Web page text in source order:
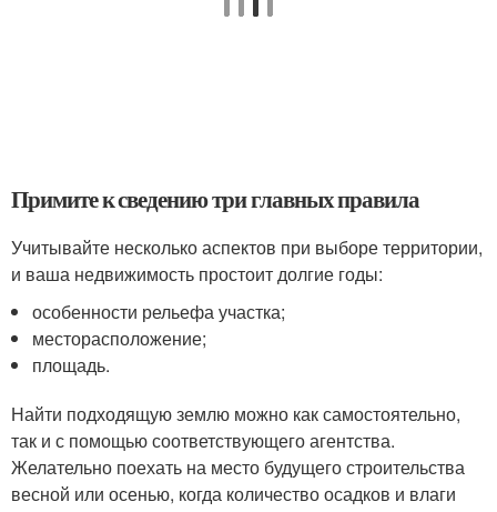
Примите к сведению три главных правила
Учитывайте несколько аспектов при выборе территории,
и ваша недвижимость простоит долгие годы:
особенности рельефа участка;
месторасположение;
площадь.
Найти подходящую землю можно как самостоятельно,
так и с помощью соответствующего агентства.
Желательно поехать на место будущего строительства
весной или осенью, когда количество осадков и влаги